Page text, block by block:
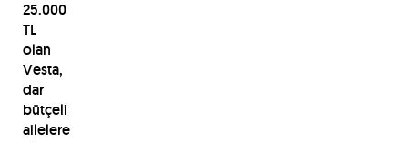
25.000
TL
olan
Vesta,
dar
bütçeli
ailelere